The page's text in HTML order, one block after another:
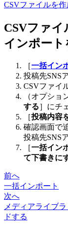
CSVファイルを作
CSVファ
インポート
［一括イン
投稿先SNS
CSVファイ
（オプショ
する］にチ
［投稿内容
確認画面で
投稿先SNS
［一括イン
て下書きに
前へ
一括インポート
次へ
メディアライブ
ドする